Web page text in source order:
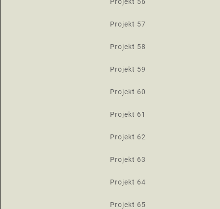
Projekt 57
Projekt 58
Projekt 59
Projekt 60
Projekt 61
Projekt 62
Projekt 63
Projekt 64
Projekt 65